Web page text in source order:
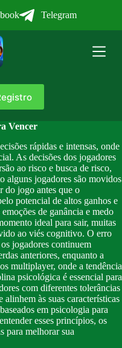
Telegram
Vencer
rápidas e intensas, onde
As decisões dos jogadores
ao risco e busca de risco,
alguns jogadores são movidos
do jogo antes que o
potencial de altos ganhos e
de ganância e medo
ideal para sair, muitas
ao viés cognitivo. O erro
jogadores continuem
anteriores, enquanto a
multiplayer, onde a tendência
psicológica é essencial para
com diferentes tolerâncias
alinhem às suas características
em psicologia para
esses princípios, os
para melhorar sua